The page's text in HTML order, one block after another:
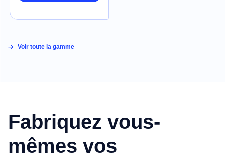
Voir toute la gamme
Fabriquez vous-
mêmes vos